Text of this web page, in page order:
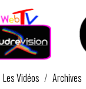
Les Vidéos Archives